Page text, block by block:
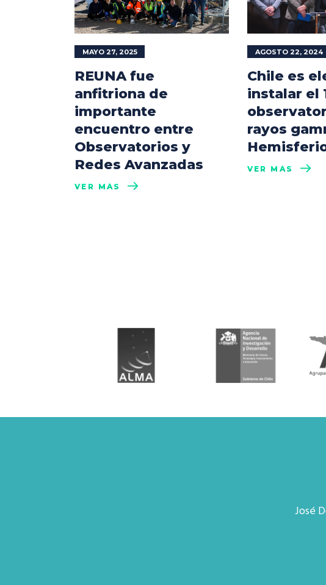
MAYO 27, 2025
REUNA fue
anfitriona de
importante
encuentro entre
Observatorios y
Redes Avanzadas
VER MÁS
AGOSTO 22, 2024
Chile es
instalar el
rayos
VER MÁS
José